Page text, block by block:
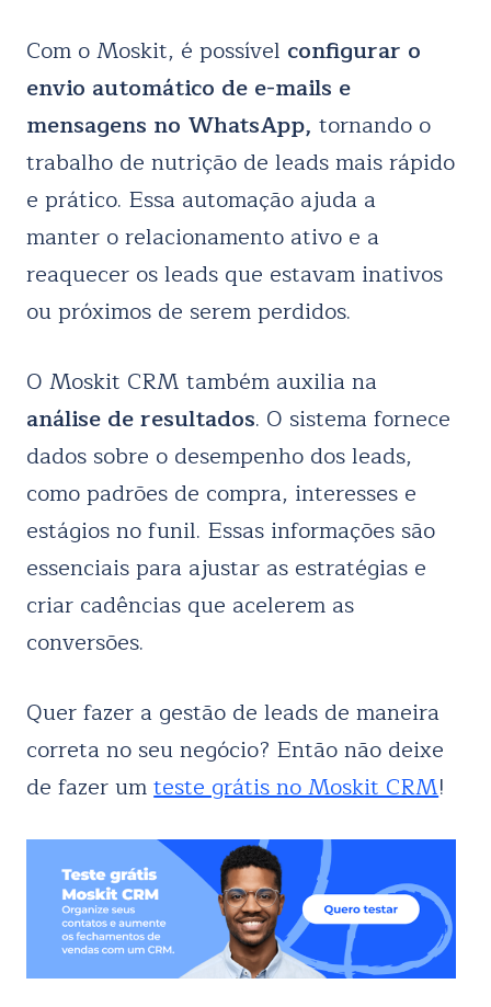
Com o Moskit, é possível configurar o
envio automático de e-mails e
mensagens no WhatsApp, tornando o
trabalho de nutrição de leads mais rápido
e prático. Essa automação ajuda a
manter o relacionamento ativo e a
reaquecer os leads que estavam inativos
ou próximos de serem perdidos.
O Moskit CRM também auxilia na
análise de resultados. O sistema fornece
dados sobre o desempenho dos leads,
como padrões de compra, interesses e
estágios no funil. Essas informações são
essenciais para ajustar as estratégias e
criar cadências que acelerem as
conversões.
Quer fazer a gestão de leads de maneira
correta no seu negócio? Então não deixe
de fazer umteste grátis no Moskit CRM!